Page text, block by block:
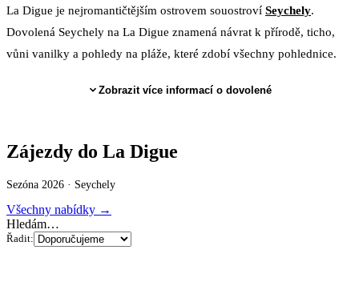
La Digue je nejromantičtějším ostrovem souostroví Seychely.
Dovolená Seychely na La Digue znamená návrat k přírodě, ticho,
vůni vanilky a pohledy na pláže, které zdobí všechny pohlednice.
Zobrazit více informací o dovolené
Zájezdy do La Digue
Sezóna 2026 · Seychely
Všechny nabídky →
Hledám…
Řadit: